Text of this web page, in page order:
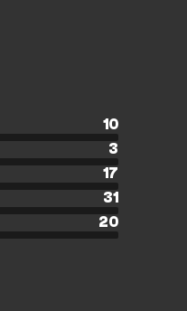
10
3
17
31
20